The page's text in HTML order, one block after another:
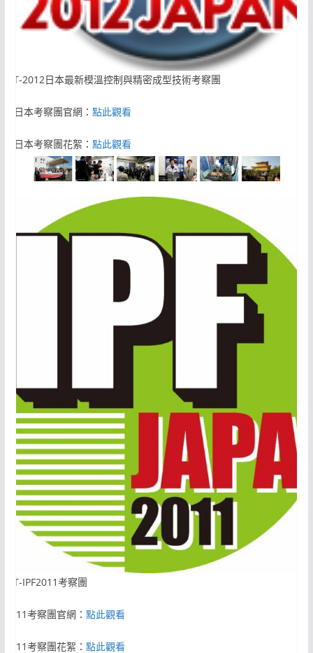
2012日本最新模溫控制與精密成型技術考察團
日本考察團官網： 點此觀看
日本考察團花絮： 點此觀看
IPF2011考察團
考察團官網： 點此觀看
考察團花絮： 點此觀看